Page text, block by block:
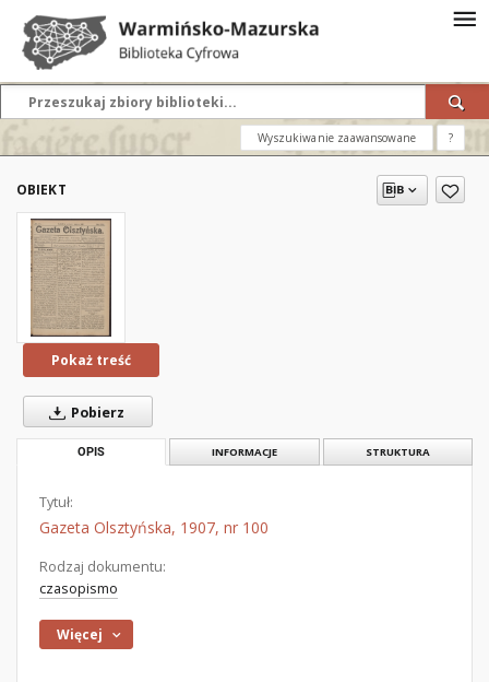
Wyszukiwanie zaawansowane ?
OBIEKT
Pokaż treść
Pobierz
OPIS INFORMACJE STRUKTURA
Tytuł:
Gazeta Olsztyńska, 1907, nr 100
Rodzaj dokumentu:
czasopismo
Więcej